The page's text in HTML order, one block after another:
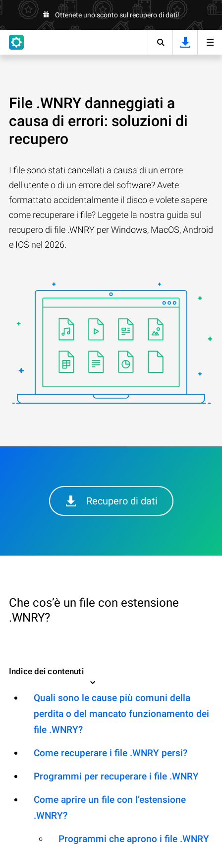
Ottenete uno sconto sul recupero di dati!
File .WNRY danneggiati a
causa di errori: soluzioni di
recupero
I file sono stati cancellati a causa di un errore
dell'utente o di un errore del software? Avete
formattato accidentalmente il disco e volete sapere
come recuperare i file? Leggete la nostra guida sul
recupero di file .WNRY per Windows, MacOS, Android
e IOS nel 2026.
Recupero di dati
Che cos’è un file con estensione
.WNRY?
Indice dei contenuti
Quali sono le cause più comuni della
perdita o del mancato funzionamento dei
file .WNRY?
Come recuperare i file .WNRY persi?
Programmi per recuperare i file .WNRY
Come aprire un file con l’estensione
.WNRY?
Programmi che aprono i file .WNRY